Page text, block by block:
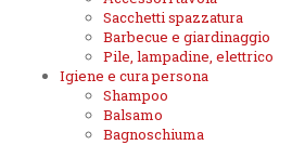
Sacchetti spazzatura
Barbecue e giardinaggio
Pile, lampadine, elettrico
Igiene e cura persona
Shampoo
Balsamo
Bagnoschiuma